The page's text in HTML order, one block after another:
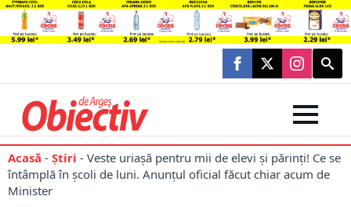
Search
for:
Acasă - Știri - Veste uriașă pentru mii de elevi și părinți! Ce se
întâmplă în școli de luni. Anunțul oficial făcut chiar acum de
Minister